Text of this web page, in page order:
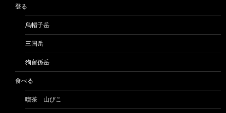
登る
烏帽子岳
三国岳
狗留孫岳
食べる
喫茶 山びこ